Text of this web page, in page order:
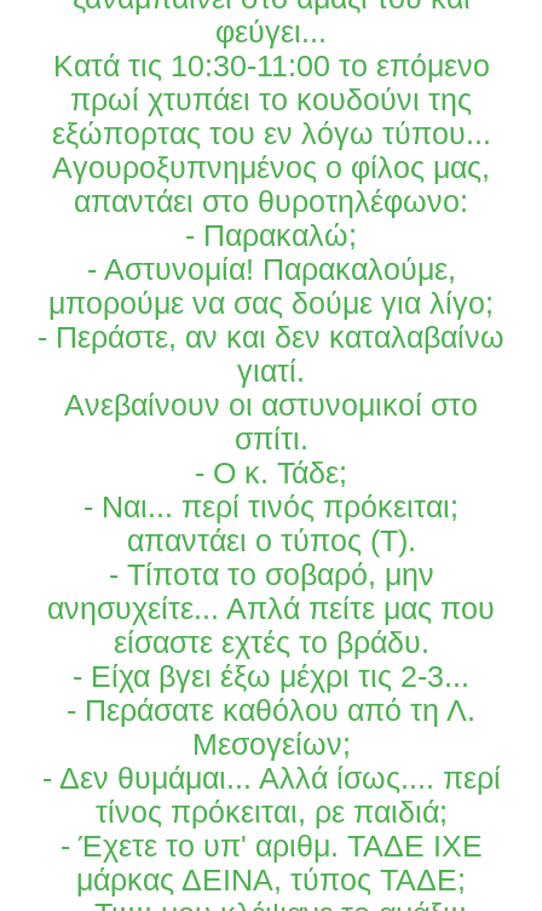
φεύγει...
Κατά τις 10:30-11:00 το επόμενο
πρωί χτυπάει το κουδούνι της
εξώπορτας του εν λόγω τύπου...
Αγουροξυπνημένος ο φίλος μας,
απαντάει στο θυροτηλέφωνο:
- Παρακαλώ;
- Αστυνομία! Παρακαλούμε,
μπορούμε να σας δούμε για λίγο;
- Περάστε, αν και δεν καταλαβαίνω
γιατί.
Ανεβαίνουν οι αστυνομικοί στο
σπίτι.
- Ο κ. Τάδε;
- Ναι... περί τινός πρόκειται;
απαντάει ο τύπος (Τ).
- Τίποτα το σοβαρό, μην
ανησυχείτε... Απλά πείτε μας που
είσαστε εχτές το βράδυ.
- Είχα βγει έξω μέχρι τις 2-3...
- Περάσατε καθόλου από τη Λ.
Μεσογείων;
- Δεν θυμάμαι... Αλλά ίσως.... περί
τίνος πρόκειται, ρε παιδιά;
- Έχετε το υπ' αριθμ. ΤΑΔΕ ΙΧΕ
μάρκας ΔΕΙΝΑ, τύπος ΤΑΔΕ;